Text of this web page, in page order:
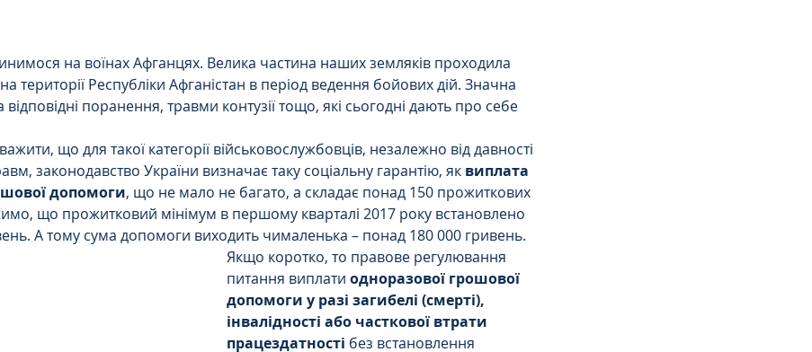
Адміністративі порушення
шкода Війна СЗЧ
Кримінальне
на воїнах Афганцях. Велика частина наших земляків проходила
території Республіки Афганістан в період ведення бойових дій. Значна
поранення, травми контузії тощо, які сьогодні дають про себе
що для такої категорії військовослужбовців, незалежно від давності
законодавство України визначає таку соціальну гарантію, як виплата
допомоги, що не мало не багато, а складає понад 150 прожиткових
що прожитковий мінімум в першому кварталі 2017 року встановлено
А тому сума допомоги виходить чималенька – понад 180 000 гривень.
Якщо коротко, то правове регулювання
питання виплати одноразової грошової
допомоги у разі загибелі (смерті),
інвалідності або часткової втрати
працездатності без встановлення